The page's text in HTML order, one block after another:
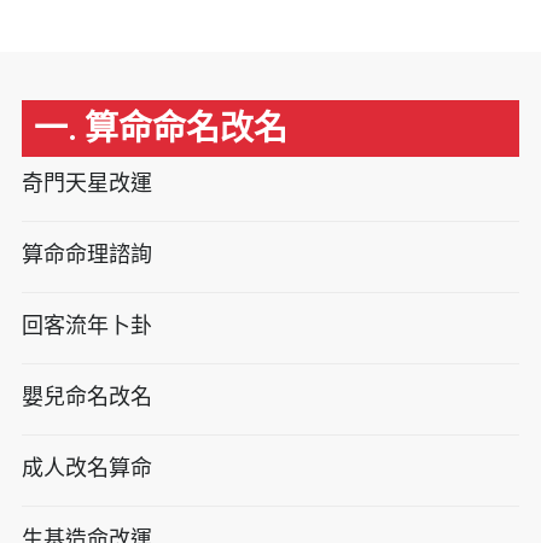
一. 算命命名改名
奇門天星改運
算命命理諮詢
回客流年卜卦
嬰兒命名改名
成人改名算命